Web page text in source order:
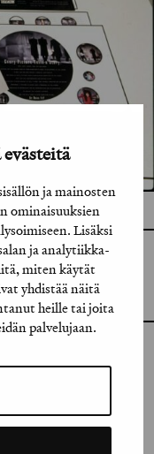
ja mainosten
ominaisuuksien
Lisäksi
ja analytiikka-
miten käytät
yhdistää näitä
heille tai joita
palvelujaan.
GRAFIA RY
GRAFIA(AT)GRAFIA.FI
UUDENMAANKATU 11 B 9,
00120 HELSINKI